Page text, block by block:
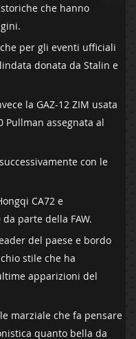
che hanno
per gli eventi ufficiali
donata da Stalin e
la GAZ-12 ZIM usata
Pullman assegnata al
con le
CA72 e
parte della FAW.
del paese e bordo
stile che ha
apparizioni del
marziale che fa pensare
quanto bella da